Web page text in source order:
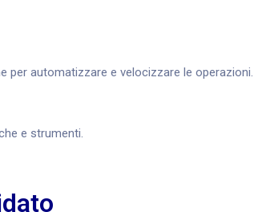
per automatizzare e velocizzare le operazioni.
e strumenti.